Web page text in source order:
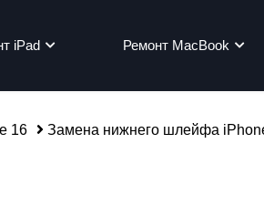
iPad Ремонт MacBook
16 Замена нижнего шлейфа